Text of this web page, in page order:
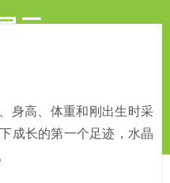
示
身高、体重和刚出生时采
成长的第一个足迹，水晶